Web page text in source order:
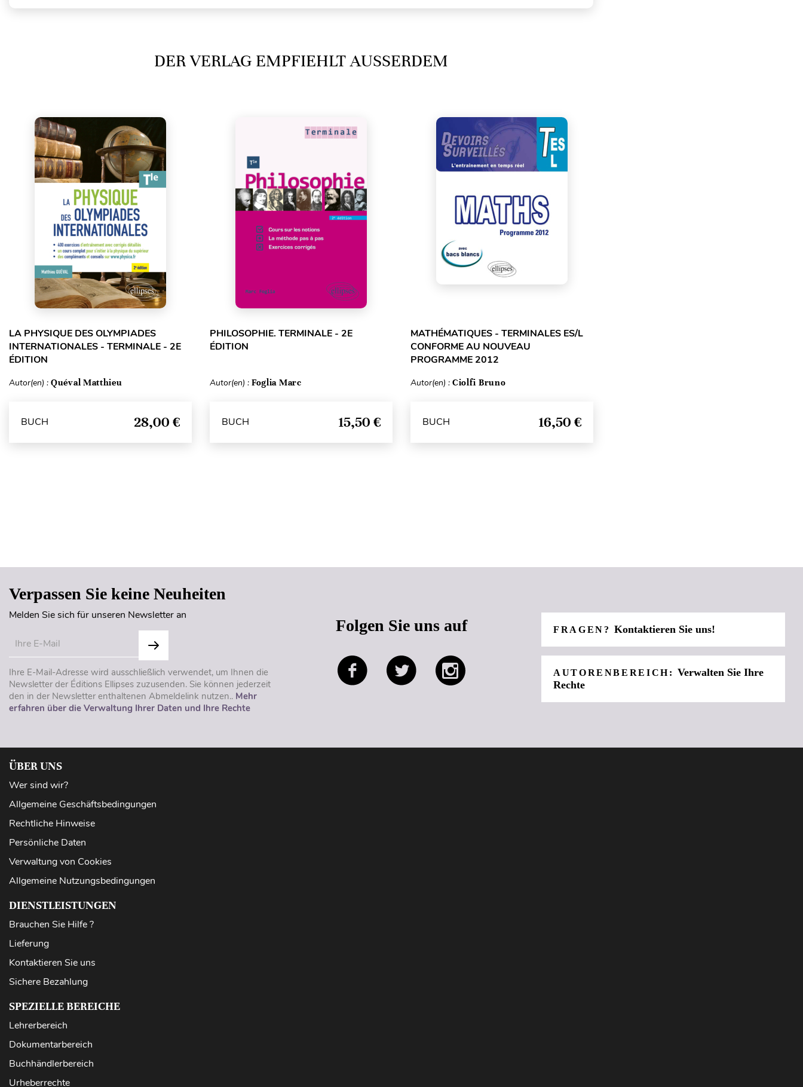
DER VERLAG EMPFIEHLT AUSSERDEM
LA PHYSIQUE DES OLYMPIADES
INTERNATIONALES - TERMINALE - 2E
ÉDITION
Autor(en) : Quéval Matthieu
BUCH 28,00 €
PHILOSOPHIE. TERMINALE - 2E
ÉDITION
Autor(en) : Foglia Marc
BUCH 15,50 €
MATHÉMATIQUES - TERMINALES ES/L
CONFORME AU NOUVEAU
PROGRAMME 2012
Autor(en) : Ciolfi Bruno
BUCH 16,50 €
Verpassen Sie keine Neuheiten
Melden Sie sich für unseren Newsletter an
Ihre E-Mail-Adresse wird ausschließlich verwendet, um Ihnen die
Newsletter der Éditions Ellipses zuzusenden. Sie können jederzeit
den in der Newsletter enthaltenen Abmeldelink nutzen.. Mehr
erfahren über die Verwaltung Ihrer Daten und Ihre Rechte
Folgen Sie uns auf FRAGEN?Kontaktieren Sie uns!
AUTORENBEREICH:Verwalten Sie Ihre
Rechte
ÜBER UNS
Wer sind wir?
Allgemeine Geschäftsbedingungen
Rechtliche Hinweise
Persönliche Daten
Verwaltung von Cookies
Allgemeine Nutzungsbedingungen
DIENSTLEISTUNGEN
Brauchen Sie Hilfe ?
Lieferung
Kontaktieren Sie uns
Sichere Bezahlung
SPEZIELLE BEREICHE
Lehrerbereich
Dokumentarbereich
Buchhändlerbereich
Urheberrechte